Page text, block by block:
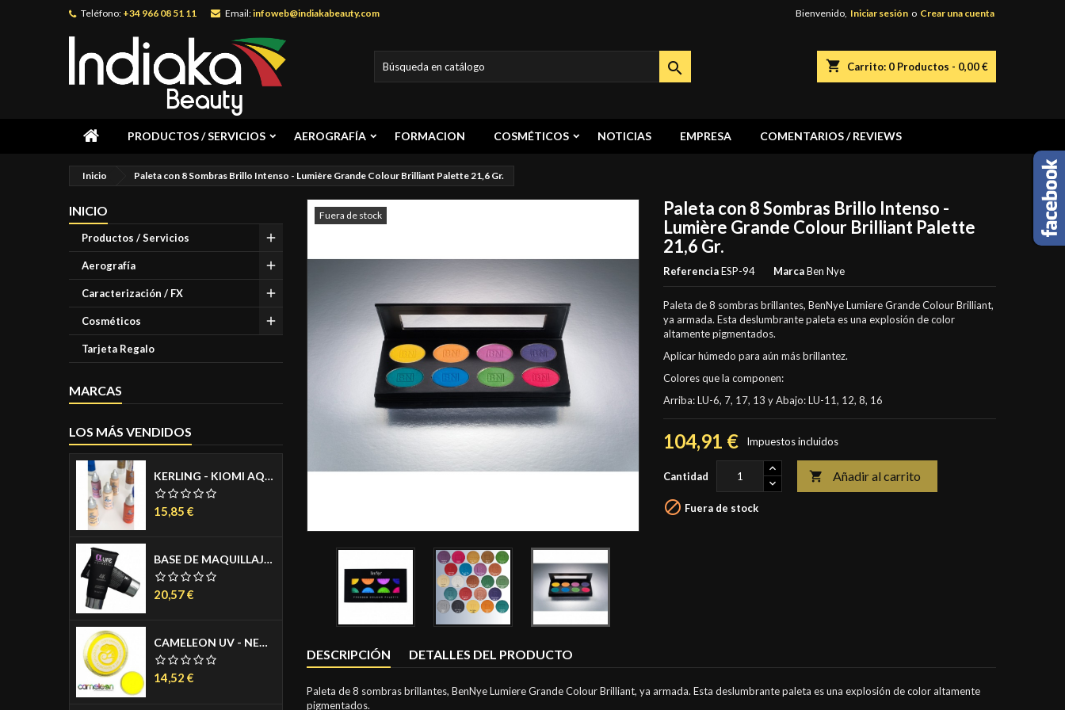
Teléfono: +34 966 08 51 11 Email:infoweb@indiakabeauty.com Bienvenido, Iniciar sesión o Crear una cuenta
shopping_cart Carrito: 0 Productos - 0,00 €

PRODUCTOS / SERVICIOS AEROGRAFÍA FORMACION COSMÉTICOS NOTICIAS EMPRESA COMENTARIOS / REVIEWS
Inicio Paleta con 8 Sombras Brillo Intenso - Lumière Grande Colour Brilliant Palette 21,6 Gr.
INICIO
Productos / Servicios
Aerografía
Caracterización / FX
Cosméticos
Tarjeta Regalo
MARCAS
LOS MÁS VENDIDOS
KERLING - KIOMI AQUACREAM PARA AEROGRAFO - AIRBRUSH MAKE UP - MAQUILLAJE PARA AEROGRAFO - COLORES PIEL MATE 30ML
Precio
15,85 €
BASE DE MAQUILLAJE LIQUIDA - 4K FOUNDATION 30 ML.
Precio
20,57 €
CAMELEON UV - NEON AGUACOLOR PASTILLA 32 GR.
Precio
14,52 €
Fuera de stock
Paleta con 8 Sombras Brillo Intenso -
Lumière Grande Colour Brilliant Palette
21,6 Gr.
ReferenciaESP-94 MarcaBen Nye
Paleta de 8 sombras brillantes, BenNye Lumiere Grande Colour Brilliant,
ya armada. Esta deslumbrante paleta es una explosión de color
altamente pigmentados.
Aplicar húmedo para aún más brillantez.
Colores que la componen:
Arriba: LU-6, 7, 17, 13 y Abajo: LU-11, 12, 8, 16
104,91 € Impuestos incluidos
Cantidad  Añadir al carrito
 Fuera de stock
DESCRIPCIÓN DETALLES DEL PRODUCTO
Paleta de 8 sombras brillantes, BenNye Lumiere Grande Colour Brilliant, ya armada. Esta deslumbrante paleta es una explosión de color altamente
pigmentados.